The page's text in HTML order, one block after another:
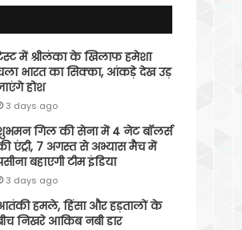
में श्रीलंका के खिलाफ हमेशा
भारत का सिक्का, आंकड़े देख उड़
होश
3 days ago
गिल की सेना में 4 नेट बॉलर्स
एंट्री, 7 अगस्त से अभ्यास मैच में
बहाएगी टीम इंडिया
3 days ago
हमले, हिंसा और हड़तालों के
निखरे आकिब नबी डार